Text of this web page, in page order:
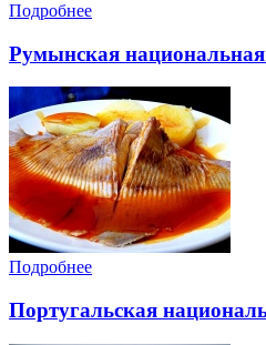
Подробнее
Румынская
Подробнее
Португальская